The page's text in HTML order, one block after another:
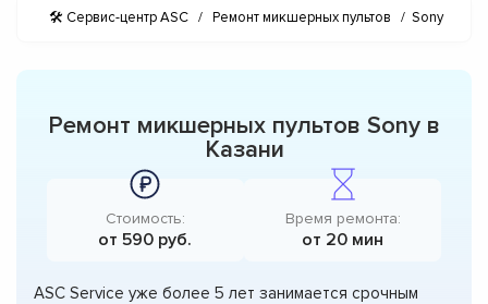
🛠 Сервис-центр ASC / Ремонт микшерных пультов / Sony
Ремонт микшерных пультов Sony в
Казани
Стоимость:
от 590 руб.
Время ремонта:
от 20 мин
ASC Service уже более 5 лет занимается срочным